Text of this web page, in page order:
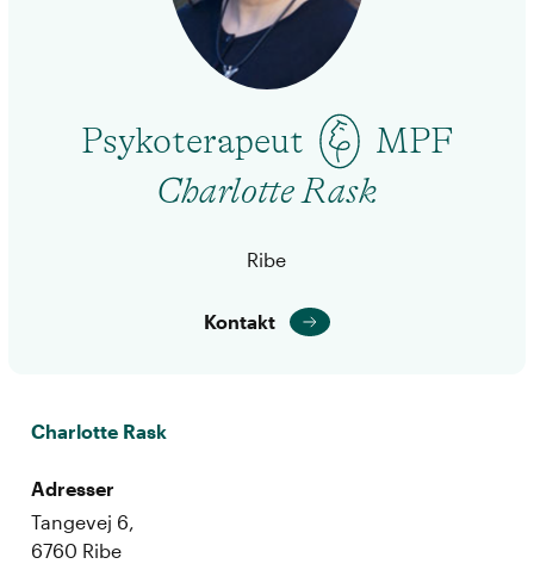
Psykoterapeut
MPF
Charlotte Rask
Ribe
Kontakt
Charlotte Rask
Adresser
Tangevej 6,
6760 Ribe